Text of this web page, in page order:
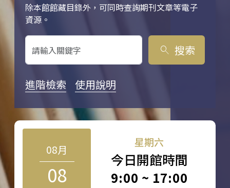
除本館館藏目錄外，可同時查詢期刊文章等電子
資源。
關鍵字搜尋
search 搜索
進階檢索 使用說明
08月
08
星期六
今日開館時間
9:00 ~ 17:00